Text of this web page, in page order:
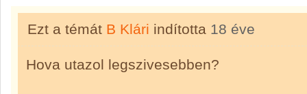
Ezt a témát B Klári indította 18 éve
Hova utazol legszivesebben?